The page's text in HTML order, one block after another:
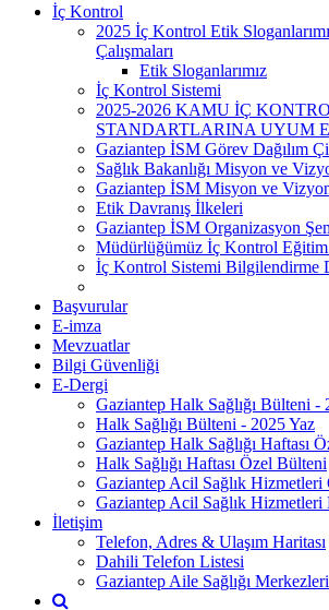
İç Kontrol
2025 İç Kontrol Etik
Çalışmaları
Etik Sloganlarımız
İç Kontrol Sistemi
2025-2026 KAMU İÇ
STANDARTLARINA UYUM
Gaziantep İSM Görev Dağılım
Sağlık Bakanlığı Misyon ve
Gaziantep İSM Misyon ve
Etik Davranış İlkeleri
Gaziantep İSM Organizasyon
Müdürlüğümüz İç Kontrol Eğitim
İç Kontrol Sistemi Bilgilendirme
Başvurular
E-imza
Mevzuatlar
Bilgi Güvenliği
E-Dergi
Gaziantep Halk Sağlığı Bülteni -
Halk Sağlığı Bülteni - 2025 Yaz
Gaziantep Halk Sağlığı Haftası
Halk Sağlığı Haftası Özel Bülteni
Gaziantep Acil Sağlık Hizmetleri
Gaziantep Acil Sağlık
İletişim
Telefon, Adres & Ulaşım Haritası
Dahili Telefon Listesi
Gaziantep Aile Sağlığı